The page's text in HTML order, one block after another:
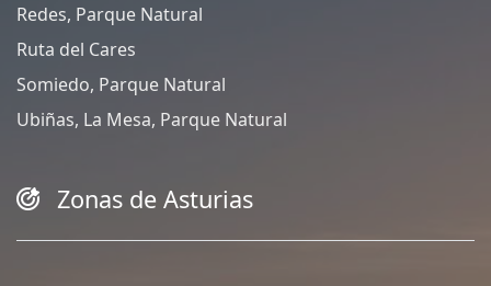
Redes, Parque Natural
Ruta del Cares
Somiedo, Parque Natural
Ubiñas, La Mesa, Parque Natural
Zonas de Asturias